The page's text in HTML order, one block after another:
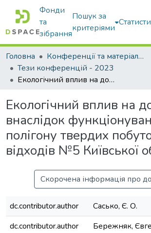
Фонди
та
зібрання
Пошук за
критеріями
Головна
Конференції та матеріали конференцій
Тези конференцій - 2023
Екологічний вплив на довкілля внаслідок функціонування полігону твердих побутових відходів №5 Київської області
Екологічний вплив на
внаслідок
полігону твердих
відходів №5 Київської
Скорочена інформація про
dc.contributor.author
Сасько, Є. О.
dc.contributor.author
Бережняк,